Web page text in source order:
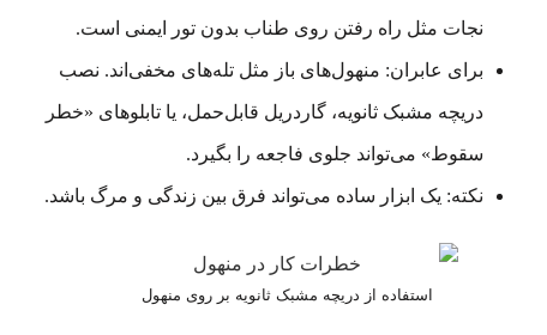
نجات مثل راه رفتن روی طناب بدون تور ایمنی است.
برای عابران: منهول‌های باز مثل تله‌های مخفی‌اند. نصب
دریچه مشبک ثانویه، گاردریل قابل‌حمل، یا تابلوهای «خطر
سقوط» می‌تواند جلوی فاجعه را بگیرد.
نکته: یک ابزار ساده می‌تواند فرق بین زندگی و مرگ باشد.
استفاده از دریچه مشبک ثانویه بر روی منهول